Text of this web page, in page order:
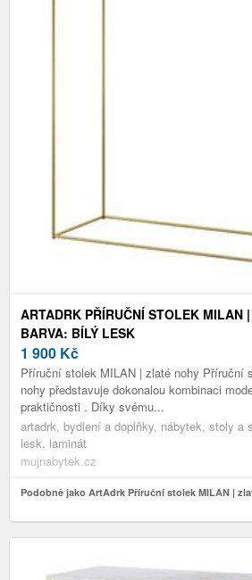
ARTADRK PŘÍRUČNÍ STOLEK MILAN
BARVA: BÍLÝ LESK
1 900 Kč
Příruční stolek MILAN | zlaté nohy Příruční
nohy představuje dokonalou kombinaci
praktičnosti . Díky svému...
artadrk, bydlení a doplňky, nábytek, stoly a
lesk, laminát
mujnabytek.cz
Podobně jako ArtAdrk Příruční stolek MILAN |